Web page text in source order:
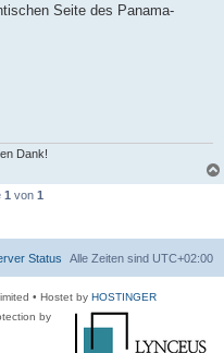
Seite des Panama-
Dank!
1 von 1
Alle Zeiten sind UTC+02:00
Status
• Hostet by HOSTINGER
by